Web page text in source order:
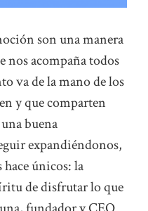
son una manera
nos acompaña todos
va de la mano de los
y que comparten
buena
expandiéndonos,
únicos: la
de disfrutar lo que